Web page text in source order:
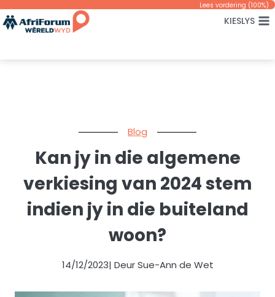
Skip
to
Lees vordering (100%)
KIESLYS
Blog
Kan jy in die algemene
verkiesing van 2024 stem
indien jy in die buiteland
woon?
14/12/2023| Deur Sue-Ann de Wet